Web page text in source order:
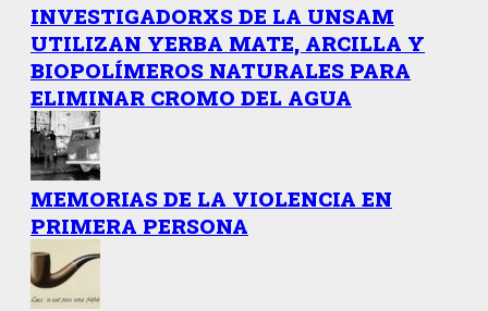
INVESTIGADORXS DE LA UNSAM
UTILIZAN YERBA MATE, ARCILLA Y
BIOPOLÍMEROS NATURALES PARA
ELIMINAR CROMO DEL AGUA
MEMORIAS DE LA VIOLENCIA EN
PRIMERA PERSONA